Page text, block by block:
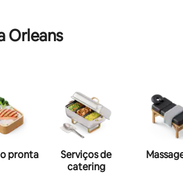
Orleans
pronta
Serviços de
catering